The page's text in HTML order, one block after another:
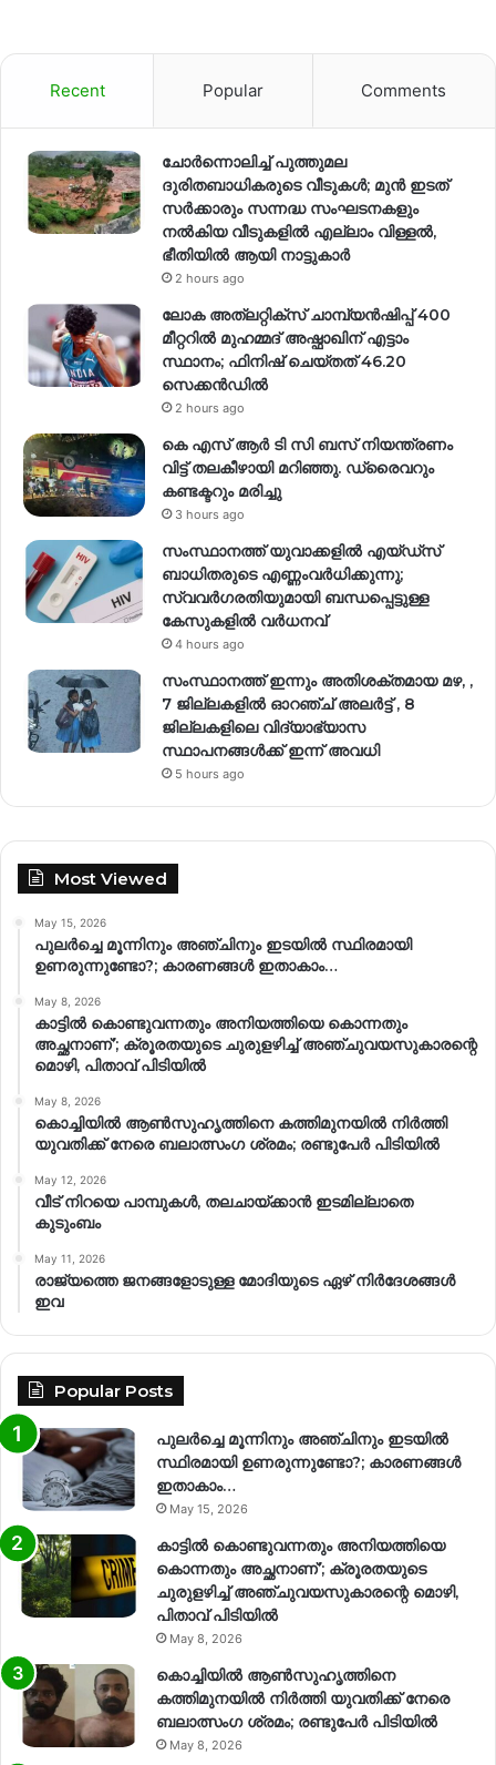
Recent Popular Comments
ചോർന്നൊലിച്ച് പുത്തുമല
ദുരിതബാധികരുടെ വീടുകൾ; മുൻ ഇടത്
സർക്കാരും സന്നദ്ധ സംഘടനകളും
നൽകിയ വീടുകളിൽ എല്ലാം വിള്ളൽ,
ഭീതിയിൽ ആയി നാട്ടുകാർ
2 hours ago
ലോക അത്‌ലറ്റിക്‌സ് ചാമ്പ്യൻഷിപ്പ് 400
മീറ്ററിൽ മുഹമ്മദ് അഷ്ഫാഖിന് എട്ടാം
സ്ഥാനം; ഫിനിഷ് ചെയ്തത് 46.20
സെക്കൻഡിൽ
2 hours ago
കെ എസ് ആർ ടി സി ബസ് നിയന്ത്രണം
വിട്ട് തലകീഴായി മറിഞ്ഞു. ഡ്രൈവറും
കണ്ടക്ടറും മരിച്ചു
3 hours ago
സംസ്ഥാനത്ത് യുവാക്കളിൽ എയ്ഡ്സ്
ബാധിതരുടെ എണ്ണംവർധിക്കുന്നു;
സ്വവർഗരതിയുമായി ബന്ധപ്പെട്ടുള്ള
കേസുകളിൽ വര്‍ധനവ്
4 hours ago
സംസ്ഥാനത്ത് ഇന്നും അതിശക്തമായ മഴ, ,
7 ജില്ലകളിൽ ഓറഞ്ച് അലർട്ട് , 8
ജില്ലകളിലെ വിദ്യാഭ്യാസ
സ്ഥാപനങ്ങൾക്ക് ഇന്ന് അവധി
5 hours ago
Most Viewed
May 15, 2026
പുലർച്ചെ മൂന്നിനും അഞ്ചിനും ഇടയിൽ സ്ഥിരമായി
ഉണരുന്നുണ്ടോ?; കാരണങ്ങള്‍ ഇതാകാം…
May 8, 2026
കാട്ടിൽ കൊണ്ടുവന്നതും അനിയത്തിയെ കൊന്നതും
അച്ഛനാണ്’; ക്രൂരതയുടെ ചുരുളഴിച്ച് അഞ്ചുവയസുകാരന്റെ
മൊഴി, പിതാവ് പിടിയിൽ
May 8, 2026
കൊച്ചിയിൽ ആൺസുഹൃത്തിനെ കത്തിമുനയിൽ നിർത്തി
യുവതിക്ക് നേരെ ബലാത്സംഗ​ ശ്രമം; രണ്ടുപേർ പിടിയിൽ
May 12, 2026
വീട് നിറയെ പാമ്പുകൾ, തലചായ്ക്കാൻ ഇടമില്ലാതെ
കുടുംബം
May 11, 2026
രാജ്യത്തെ ജനങ്ങളോടുള്ള മോദിയുടെ ഏഴ് നിര്‍ദേശങ്ങള്‍
ഇവ
Popular Posts
പുലർച്ചെ മൂന്നിനും അഞ്ചിനും ഇടയിൽ
സ്ഥിരമായി ഉണരുന്നുണ്ടോ?; കാരണങ്ങള്‍
ഇതാകാം…
May 15, 2026
കാട്ടിൽ കൊണ്ടുവന്നതും അനിയത്തിയെ
കൊന്നതും അച്ഛനാണ്’; ക്രൂരതയുടെ
ചുരുളഴിച്ച് അഞ്ചുവയസുകാരന്റെ മൊഴി,
പിതാവ് പിടിയിൽ
May 8, 2026
കൊച്ചിയിൽ ആൺസുഹൃത്തിനെ
കത്തിമുനയിൽ നിർത്തി യുവതിക്ക് നേരെ
ബലാത്സംഗ​ ശ്രമം; രണ്ടുപേർ പിടിയിൽ
May 8, 2026